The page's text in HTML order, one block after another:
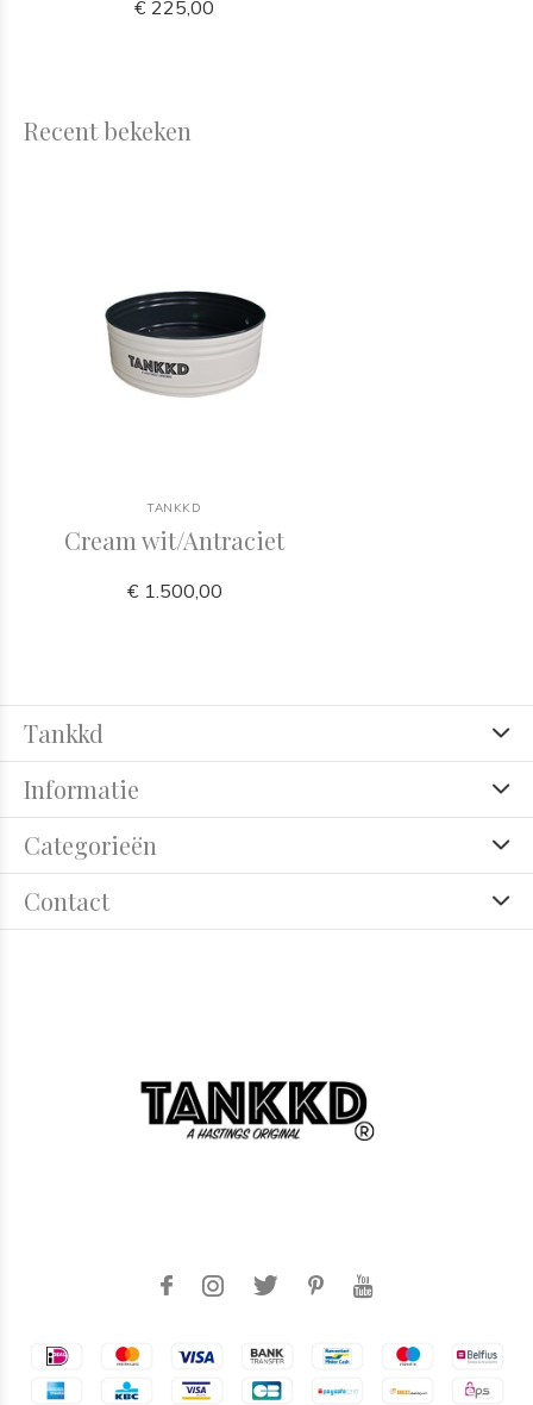
€ 225,00
Recent bekeken
TANKKD
Cream wit/Antraciet
€ 1.500,00
Tankkd
Informatie
Categorieën
Contact